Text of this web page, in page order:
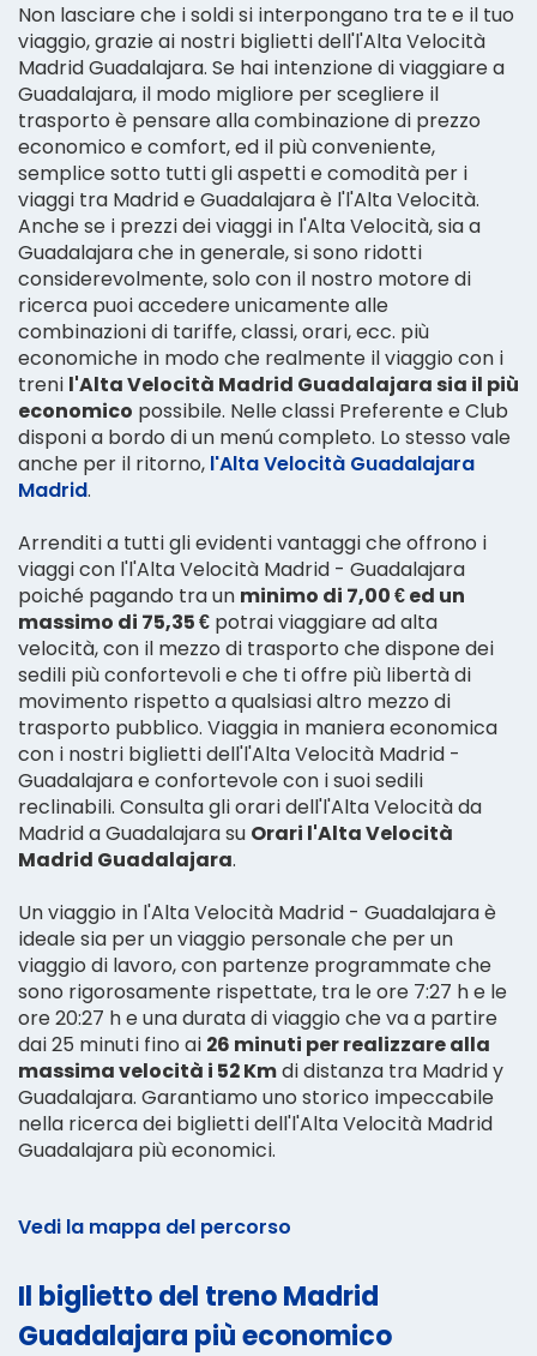
Non lasciare che i soldi si interpongano tra te e il tuo
viaggio, grazie ai nostri biglietti dell'l'Alta Velocità
Madrid Guadalajara. Se hai intenzione di viaggiare a
Guadalajara, il modo migliore per scegliere il
trasporto è pensare alla combinazione di prezzo
economico e comfort, ed il più conveniente,
semplice sotto tutti gli aspetti e comodità per i
viaggi tra Madrid e Guadalajara è l'l'Alta Velocità.
Anche se i prezzi dei viaggi in l'Alta Velocità, sia a
Guadalajara che in generale, si sono ridotti
considerevolmente, solo con il nostro motore di
ricerca puoi accedere unicamente alle
combinazioni di tariffe, classi, orari, ecc. più
economiche in modo che realmente il viaggio con i
treni l'Alta Velocità Madrid Guadalajara sia il più
economico possibile. Nelle classi Preferente e Club
disponi a bordo di un menú completo. Lo stesso vale
anche per il ritorno, l'Alta Velocità Guadalajara
Madrid.
Arrenditi a tutti gli evidenti vantaggi che offrono i
viaggi con l'l'Alta Velocità Madrid - Guadalajara
poiché pagando tra un minimo di 7,00 € ed un
massimo di 75,35 € potrai viaggiare ad alta
velocità, con il mezzo di trasporto che dispone dei
sedili più confortevoli e che ti offre più libertà di
movimento rispetto a qualsiasi altro mezzo di
trasporto pubblico. Viaggia in maniera economica
con i nostri biglietti dell'l'Alta Velocità Madrid -
Guadalajara e confortevole con i suoi sedili
reclinabili. Consulta gli orari dell'l'Alta Velocità da
Madrid a Guadalajara su Orari l'Alta Velocità
Madrid Guadalajara.
Un viaggio in l'Alta Velocità Madrid - Guadalajara è
ideale sia per un viaggio personale che per un
viaggio di lavoro, con partenze programmate che
sono rigorosamente rispettate, tra le ore 7:27 h e le
ore 20:27 h e una durata di viaggio che va a partire
dai 25 minuti fino ai 26 minuti per realizzare alla
massima velocità i 52 Kmdi distanza tra Madrid y
Guadalajara. Garantiamo uno storico impeccabile
nella ricerca dei biglietti dell'l'Alta Velocità Madrid
Guadalajara più economici.
Vedi la mappa del percorso
Il biglietto del treno Madrid
Guadalajara più economico